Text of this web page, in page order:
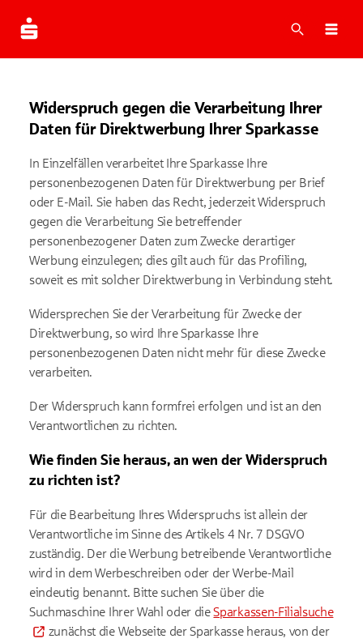
Suche
Widerspruch gegen die Verarbeitung Ihrer
Daten für Direktwerbung Ihrer Sparkasse
In Einzelfällen verarbeitet Ihre Sparkasse Ihre
personenbezogenen Daten für Direktwerbung per Brief
oder E-Mail. Sie haben das Recht, jederzeit Widerspruch
gegen die Verarbeitung Sie betreffender
personenbezogener Daten zum Zwecke derartiger
Werbung einzulegen; dies gilt auch für das Profiling,
soweit es mit solcher Direktwerbung in Verbindung steht.
Widersprechen Sie der Verarbeitung für Zwecke der
Direktwerbung, so wird Ihre Sparkasse Ihre
personenbezogenen Daten nicht mehr für diese Zwecke
verarbeiten.
Der Widerspruch kann formfrei erfolgen und ist an den
Verantwortlichen zu richten.
Wie finden Sie heraus, an wen der Widerspruch
zu richten ist?
Für die Bearbeitung Ihres Widerspruchs ist allein der
Verantwortliche im Sinne des Artikels 4 Nr. 7 DSGVO
zuständig. Der die Werbung betreibende Verantwortliche
wird in dem Werbeschreiben oder der Werbe-Mail
eindeutig benannt. Bitte suchen Sie über die
Suchmaschine Ihrer Wahl oder dieSparkassen-Filialsuche
zunächst die Webseite der Sparkasse heraus, von der